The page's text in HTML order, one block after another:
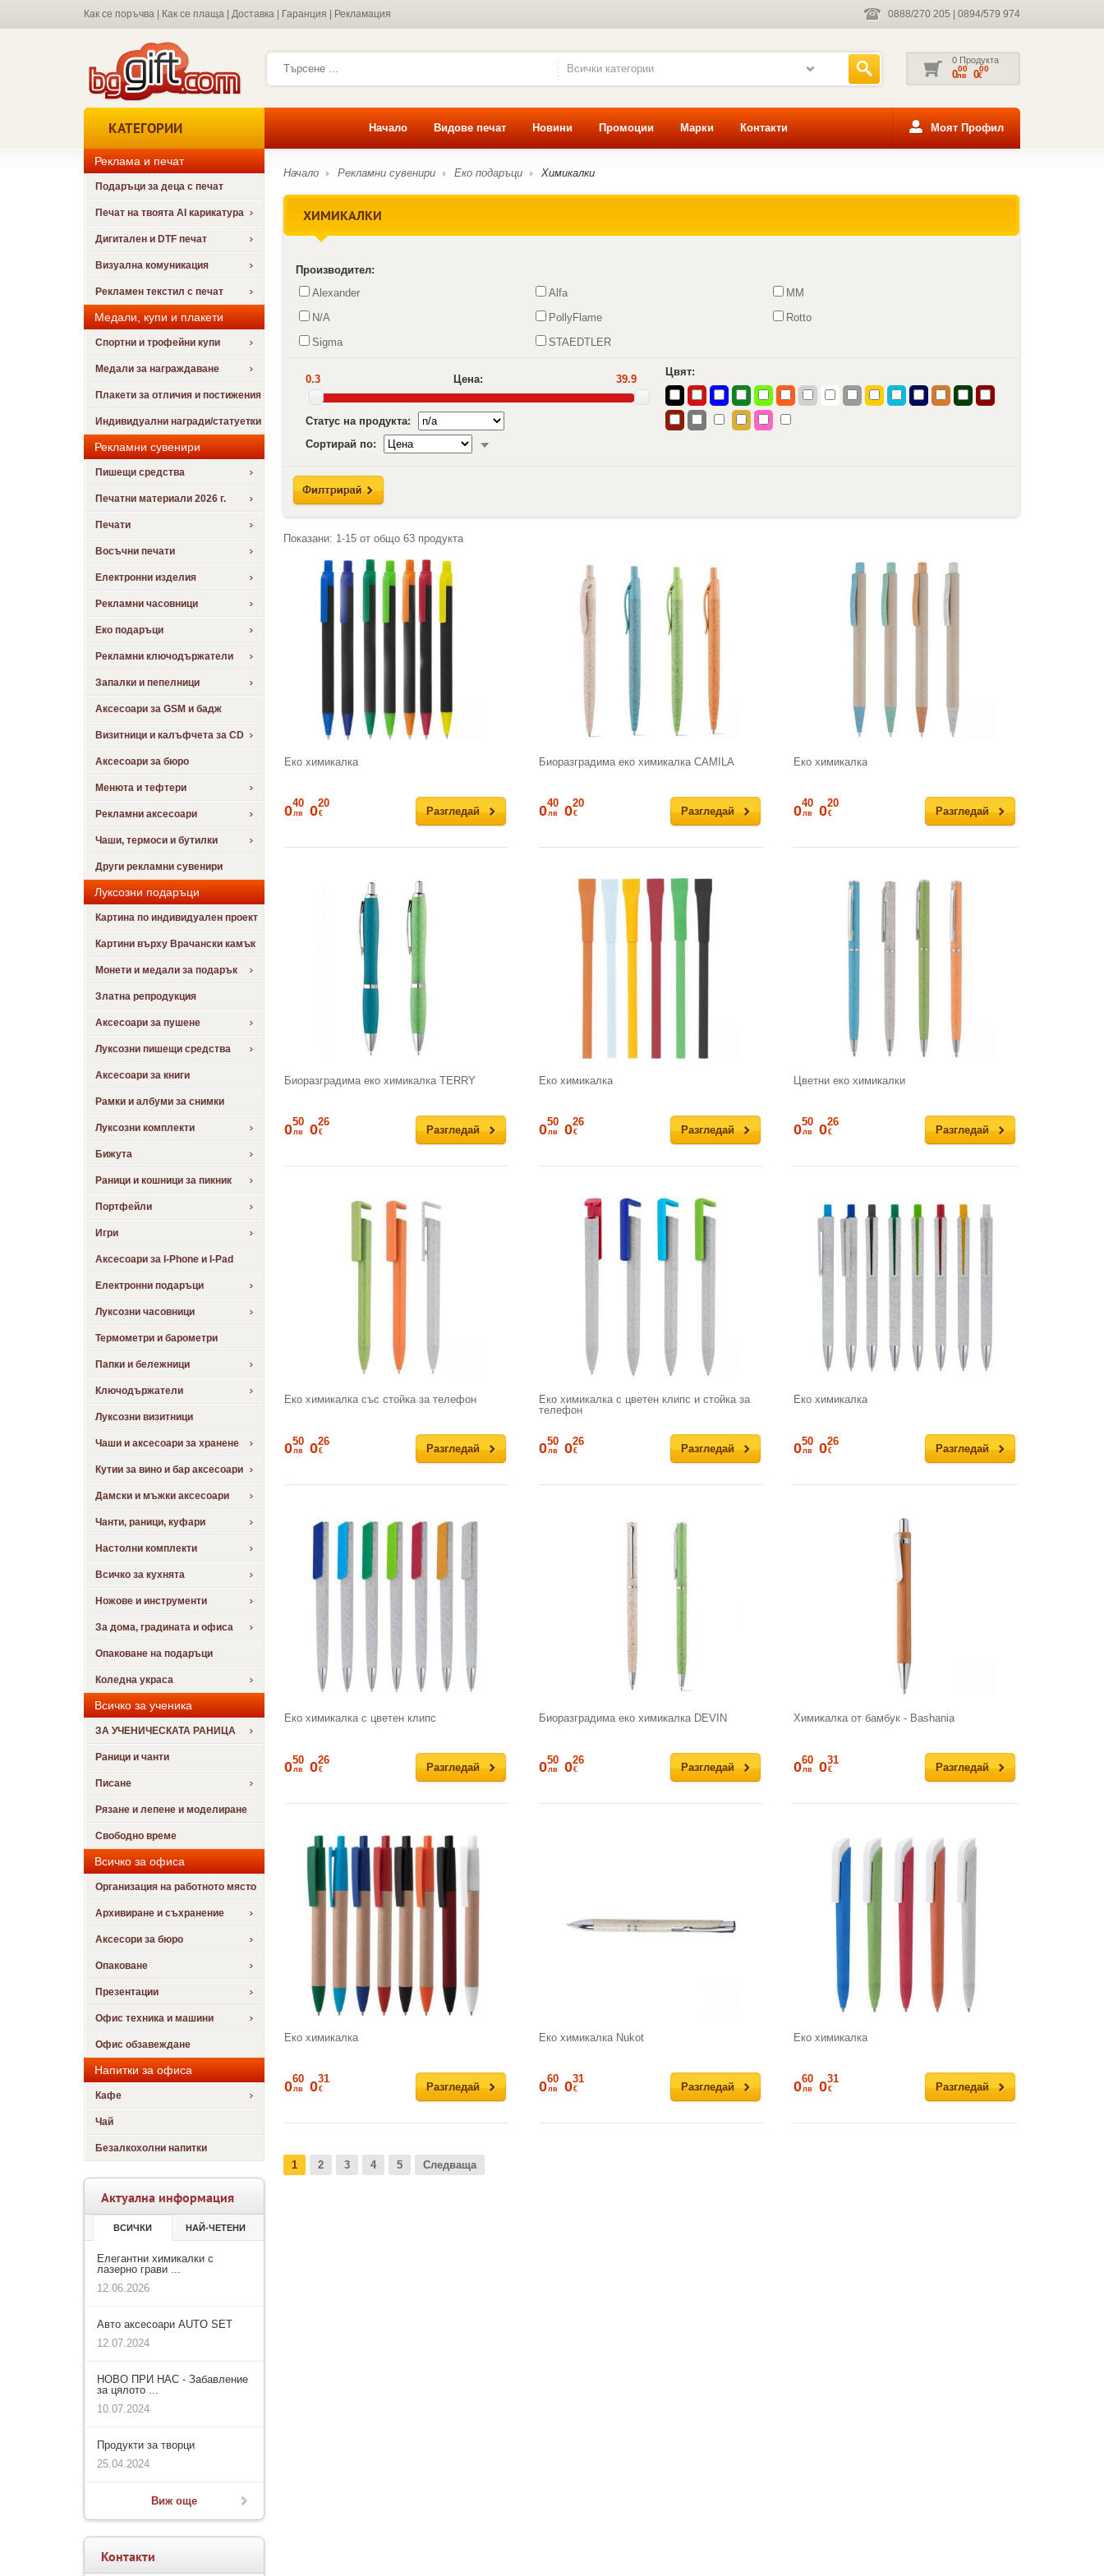
0888/270 205 0894/579 974
Как се поръчва Как се плаща Доставка Гаранция Рекламация
Всички категории
0 Продукта
000
лв 000
€
КАТЕГОРИИ Начало Видове печат Новини Промоции Марки Контакти Моят Профил
Реклама и печат
Подаръци за деца с печат
Печат на твоята AI карикатура
Дигитален и DTF печат
Визуална комуникация
Рекламен текстил с печат
Медали, купи и плакети
Спортни и трофейни купи
Медали за награждаване
Плакети за отличия и постижения
Индивидуални награди/статуетки
Рекламни сувенири
Пишещи средства
Печатни материали 2026 г.
Печати
Восъчни печати
Електронни изделия
Рекламни часовници
Еко подаръци
Рекламни ключодържатели
Запалки и пепелници
Аксесоари за GSM и бадж
Визитници и калъфчета за CD
Аксесоари за бюро
Менюта и тефтери
Рекламни аксесоари
Чаши, термоси и бутилки
Други рекламни сувенири
Луксозни подаръци
Картина по индивидуален проект
Картини върху Врачански камък
Монети и медали за подарък
Златна репродукция
Аксесоари за пушене
Луксозни пишещи средства
Аксесоари за книги
Рамки и албуми за снимки
Луксозни комплекти
Бижута
Раници и кошници за пикник
Портфейли
Игри
Аксесоари за I-Phone и I-Pad
Електронни подаръци
Луксозни часовници
Термометри и барометри
Папки и бележници
Ключодържатели
Луксозни визитници
Чаши и аксесоари за хранене
Кутии за вино и бар аксесоари
Дамски и мъжки аксесоари
Чанти, раници, куфари
Настолни комплекти
Всичко за кухнята
Ножове и инструменти
За дома, градината и офиса
Опаковане на подаръци
Коледна украса
Всичко за ученика
ЗА УЧЕНИЧЕСКАТА РАНИЦА
Раници и чанти
Писане
Рязане и лепене и моделиране
Свободно време
Всичко за офиса
Организация на работното място
Архивиране и съхранение
Аксесори за бюро
Опаковане
Презентации
Офис техника и машини
Офис обзавеждане
Напитки за офиса
Кафе
Чай
Безалкохолни напитки
Актуална информация
ВСИЧКИ НАЙ-ЧЕТЕНИ
Елегантни химикалки с
лазерно грави ...
12.06.2026
Авто аксесоари AUTO SET
12.07.2024
НОВО ПРИ НАС - Забавление
за цялото ...
10.07.2024
Продукти за творци
25.04.2024
Виж още
Контакти
Начало Рекламни сувенири Еко подаръци Химикалки
ХИМИКАЛКИ
Производител:
Alexander
Alfa
MM
N/A
PollyFlame
Rotto
Sigma
STAEDTLER
0.3 Цена: 39.9
Статус на продукта:
Сортирай по:
Цвят:
Показани: 1-15от общо 63продукта
Еко химикалка
Разгледай
040
лв 020
€
Биоразградима еко химикалка CAMILA
Разгледай
040
лв 020
€
Еко химикалка
Разгледай
040
лв 020
€
Биоразградима еко химикалка TERRY
Разгледай
050
лв 026
€
Еко химикалка
Разгледай
050
лв 026
€
Цветни еко химикалки
Разгледай
050
лв 026
€
Еко химикалка със стойка за телефон
Разгледай
050
лв 026
€
Еко химикалка с цветен клипс и стойка за
телефон
Разгледай
050
лв 026
€
Еко химикалка
Разгледай
050
лв 026
€
Еко химикалка с цветен клипс
Разгледай
050
лв 026
€
Биоразградима еко химикалка DEVIN
Разгледай
050
лв 026
€
Химикалка от бамбук - Bashania
Разгледай
060
лв 031
€
Еко химикалка
Разгледай
060
лв 031
€
Еко химикалка Nukot
Разгледай
060
лв 031
€
Еко химикалка
Разгледай
060
лв 031
€
1 2 3 4 5 Следваща